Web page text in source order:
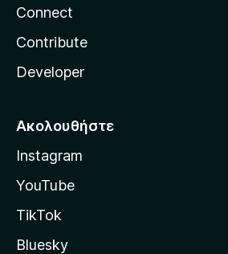
Connect
Contribute
Developer
Ακολουθήστε
Instagram
YouTube
TikTok
Bluesky